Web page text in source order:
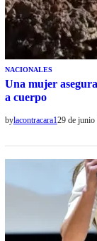
NACIONALES
Una mujer
a cuerpo
bylacontracara129 de junio